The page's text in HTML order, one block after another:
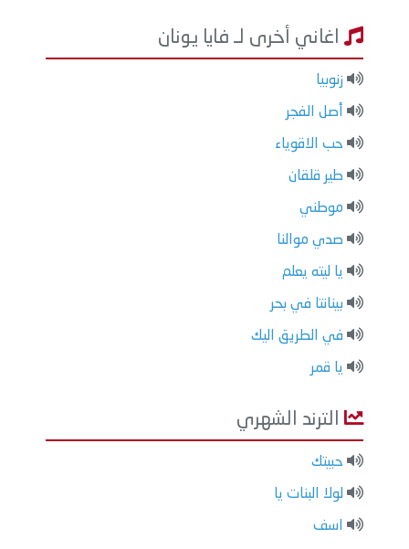
اغاني أخرى لـ فايا يونان
زنوبيا
أصل الفجر
حب الاقوياء
طير قلقان
موطني
صدي موالنا
يا ليته يعلم
بينانتا في بحر
في الطريق اليك
يا قمر
الترند الشهري
حبيتك
لولا البنات يا
اسف